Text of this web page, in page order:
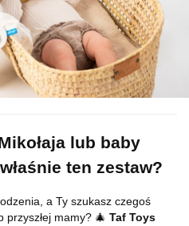
lub baby
ten zestaw?
a Ty szukasz czegoś
mamy? 🎄 Taf Toys